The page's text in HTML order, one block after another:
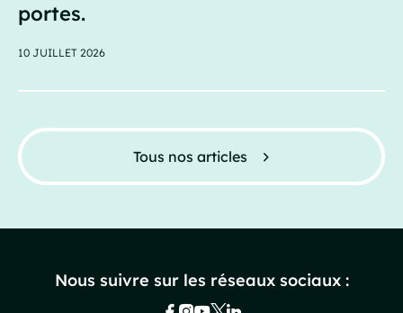
Tous nos articles
portes.
10 JUILLET 2026
Nous suivre sur les réseaux sociaux :